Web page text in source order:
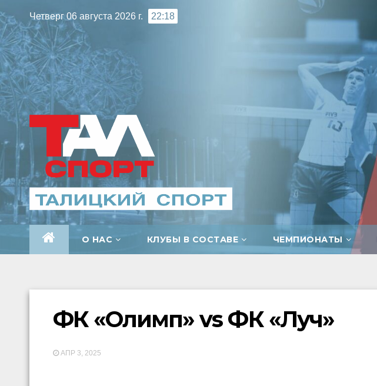
к
содержимому
Четверг 06 августа 2026 г. 22:18
О НАС КЛУБЫ В СОСТАВЕ ЧЕМПИОНАТЫ
ФК «Олимп» vs ФК «Луч»
АПР 3, 2025